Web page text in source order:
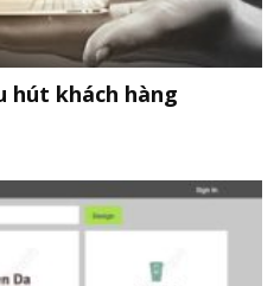
hút khách hàng